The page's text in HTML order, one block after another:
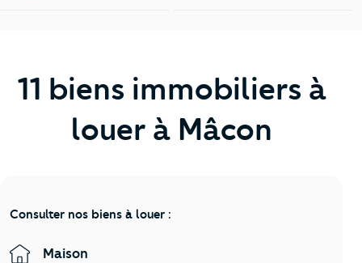
11 biens immobiliers à
louer à Mâcon
Consulter nos biens à louer :
Maison